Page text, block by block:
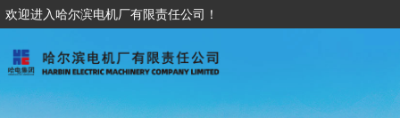
欢迎进入哈尔滨电机厂有限责任公司！